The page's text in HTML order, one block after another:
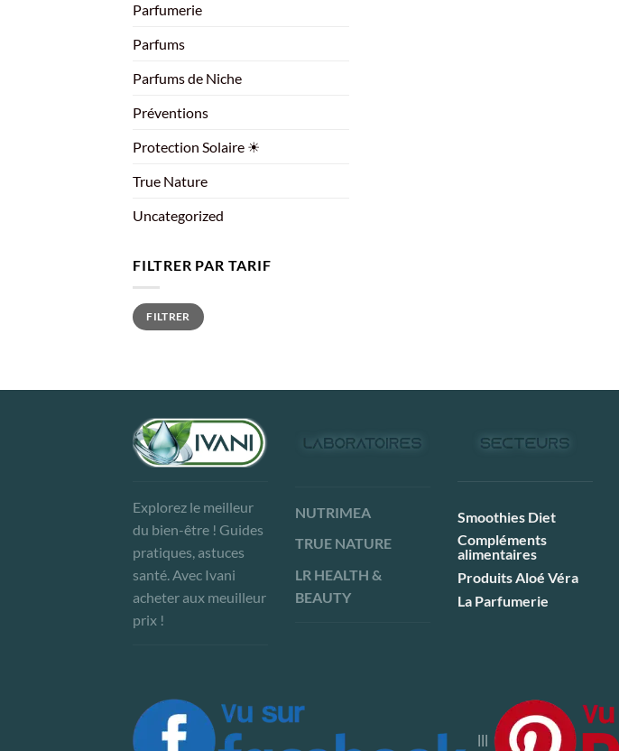
Parfumerie
Parfums
Parfums de Niche
Préventions
Protection Solaire ☀
True Nature
Uncategorized
FILTRER PAR TARIF
Prix
min
Prix
maxFILTRER
Explorez le meilleur
du bien-être ! Guides
pratiques, astuces
santé. Avec Ivani
acheter aux meuilleur
prix !
NUTRIMEA
TRUE NATURE
LR HEALTH &
BEAUTY
Smoothies Diet
Compléments
alimentaires
Produits Aloé Véra
La Parfumerie
|||